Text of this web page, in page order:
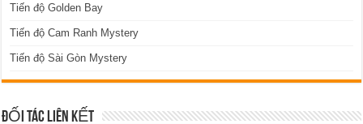
Tiến độ Golden Bay
Tiến độ Cam Ranh Mystery
Tiến độ Sài Gòn Mystery
ĐỐI TÁC LIÊN KẾT